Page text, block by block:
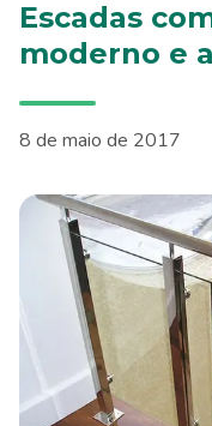
Escadas
moderno e
8 de maio de 2017